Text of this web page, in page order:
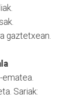
gaztetxean.
Sariak: